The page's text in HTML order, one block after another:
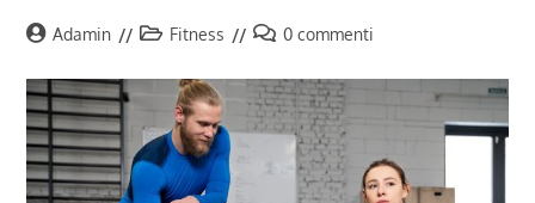
AutoreAdamin
Categoria
Fitness
Commenti
0 commenti